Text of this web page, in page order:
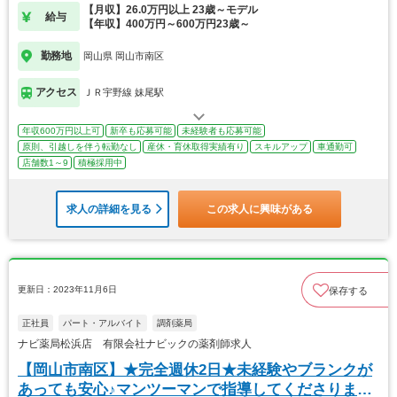
給与
【月収】26.0万円以上 23歳～モデル
【年収】400万円～600万円23歳～
勤務地 岡山県 岡山市南区
アクセス ＪＲ宇野線 妹尾駅
年収600万円以上可 新卒も応募可能
未経験者も応募可能
原則、引越しを伴う転勤なし
産休・育休取得実績有り スキルアップ
車通勤可
店舗数1～9
積極採用中
求人の詳細を見る この求人に興味がある
更新日：2023年11月6日 保存する
正社員 パート・アルバイト 調剤薬局
ナビ薬局松浜店 有限会社ナビックの薬剤師求人
【岡山市南区】★完全週休2日★未経験やブランクが
あっても安心♪マンツーマンで指導してくださりま